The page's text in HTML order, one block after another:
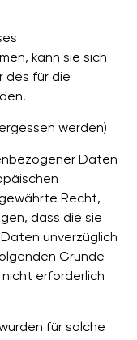
kann sie sich
des für die
werden)
Daten
Recht,
dass die sie
unverzüglich
Gründe
erforderlich
für solche